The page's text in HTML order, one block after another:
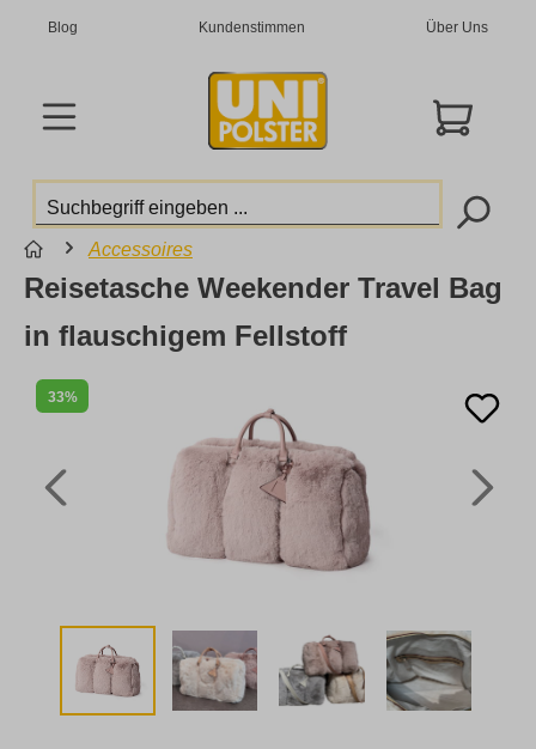
Blog Kundenstimmen Über Uns
Accessoires
33%
Reisetasche Weekender Travel Bag
in flauschigem Fellstoff